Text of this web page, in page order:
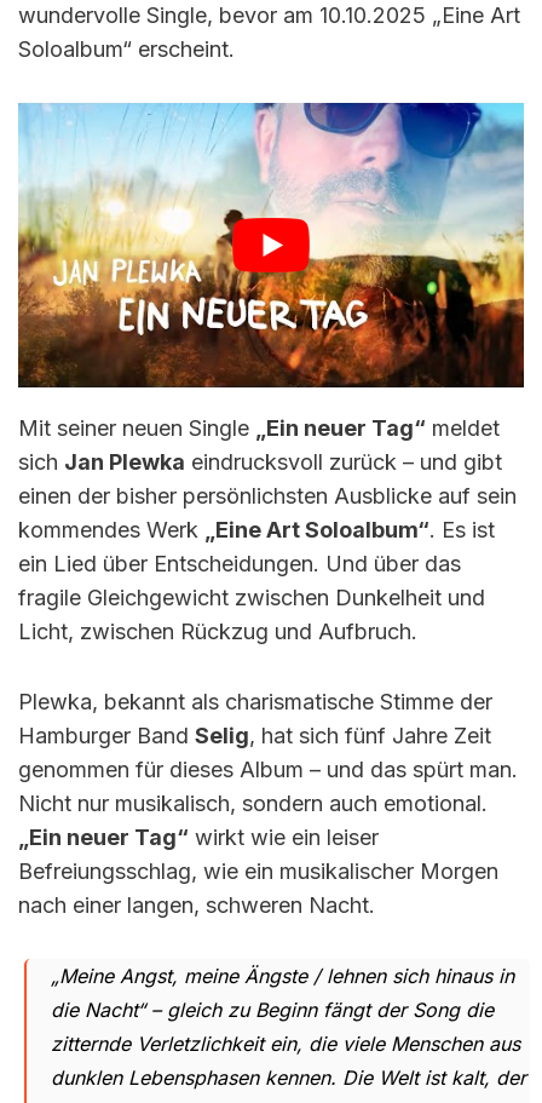
wundervolle Single, bevor am 10.10.2025 „Eine Art
Soloalbum“ erscheint.
Mit seiner neuen Single „Ein neuer Tag“ meldet
sich Jan Plewka eindrucksvoll zurück – und gibt
einen der bisher persönlichsten Ausblicke auf sein
kommendes Werk
„Eine Art Soloalbum“. Es ist
ein Lied über Entscheidungen. Und über das
fragile Gleichgewicht zwischen Dunkelheit und
Licht, zwischen Rückzug und Aufbruch.
Plewka, bekannt als charismatische Stimme der
Hamburger Band Selig, hat sich fünf Jahre Zeit
genommen für dieses Album – und das spürt man.
Nicht nur musikalisch, sondern auch emotional.
„Ein neuer Tag“ wirkt wie ein leiser
Befreiungsschlag, wie ein musikalischer Morgen
nach einer langen, schweren Nacht.
„Meine Angst, meine Ängste / lehnen sich hinaus in
die Nacht“– gleich zu Beginn fängt der Song die
zitternde Verletzlichkeit ein, die viele Menschen aus
dunklen Lebensphasen kennen. Die Welt ist kalt, der